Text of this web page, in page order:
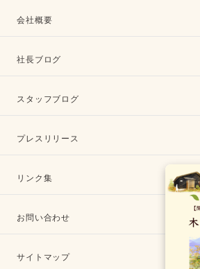
会社概要
社長ブログ
スタッフブログ
プレスリリース
リンク集
お問い合わせ
サイトマップ